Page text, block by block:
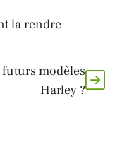
la rendre
futurs modèles
Harley ?